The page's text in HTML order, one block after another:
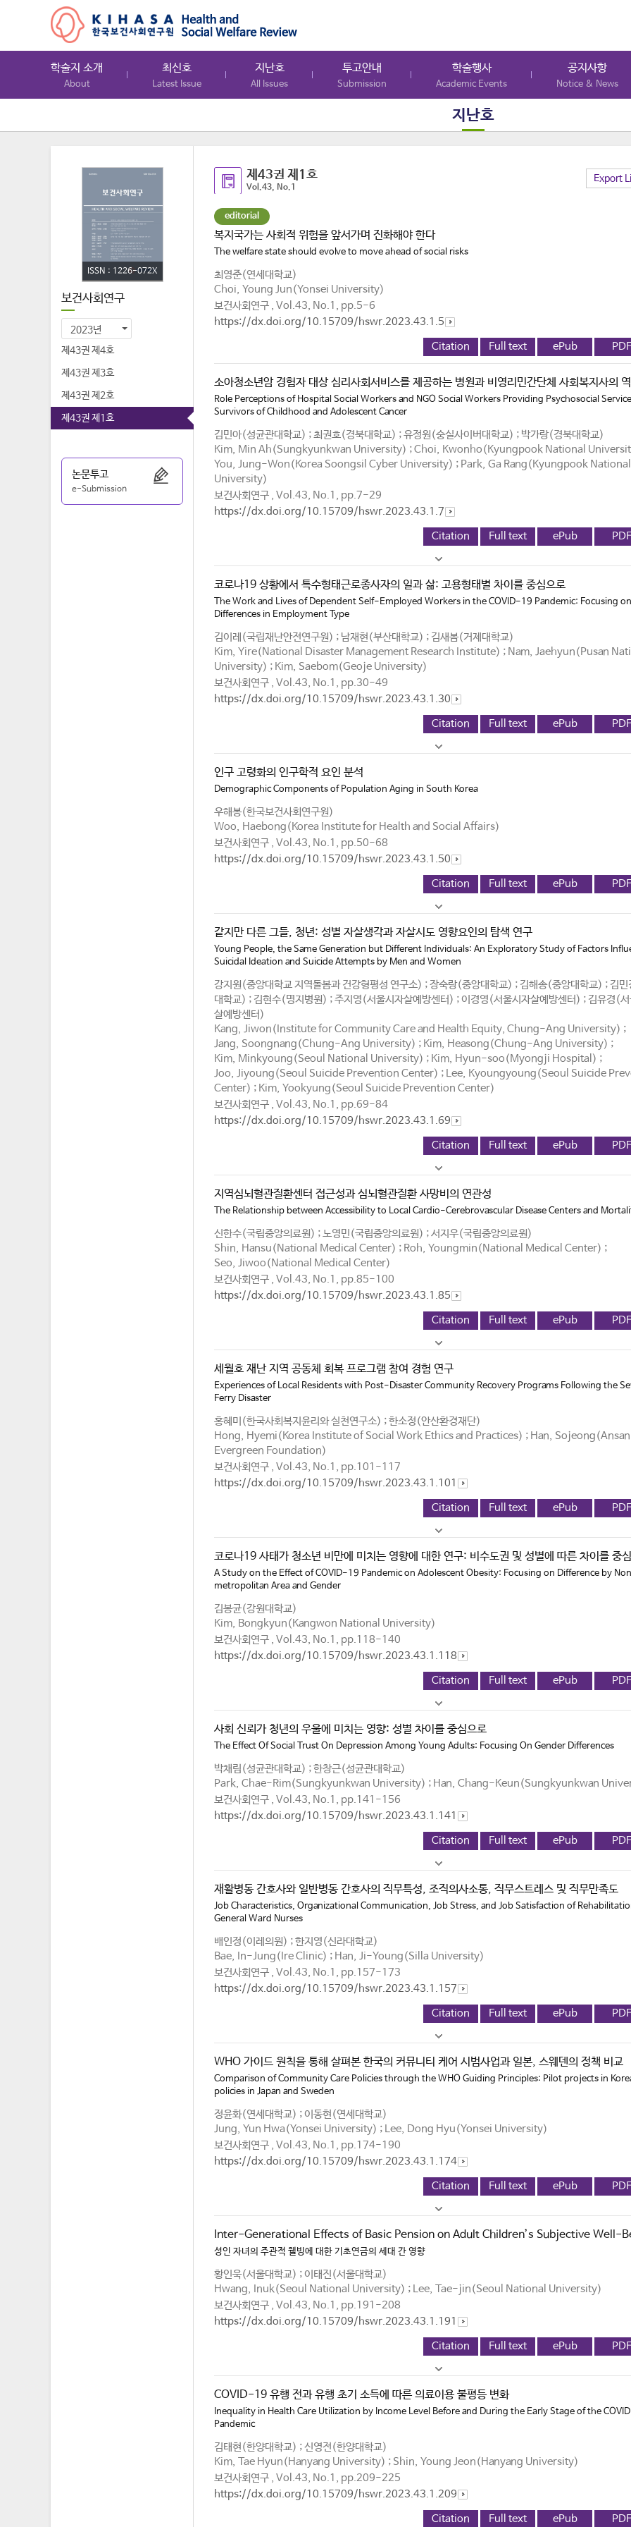
학술지 소개
About
최신호
Latest Issue
지난호
All Issues
투고안내
Submission
학술행사
Academic Events
공지사항
Notice & News
지난호
ISSN : 1226-072X
보건사회연구
2023년
제43권 제4호
제43권 제3호
제43권 제2호
제43권 제1호
논문투고
e-Submission
제43권 제1호
Vol.43, No.1
Export
editorial
복지국가는 사회적 위험을 앞서가며 진화해야 한다
The welfare state should evolve to move ahead of social risks
최영준(연세대학교)
Choi, Young Jun(Yonsei University)
보건사회연구 , Vol.43, No.1, pp.5-6
https://dx.doi.org/10.15709/hswr.2023.43.1.5
Citation Full text ePub PDF
소아청소년암 경험자 대상 심리사회서비스를 제공하는 병원과 비영리민간단체 사회복지사의
Role Perceptions of Hospital Social Workers and NGO Social Workers Providing Psychosocial
Survivors of Childhood and Adolescent Cancer
김민아(성균관대학교) ; 최권호(경북대학교) ; 유정원(숭실사이버대학교) ; 박가랑(경북대학교)
Kim, Min Ah(Sungkyunkwan University) ; Choi, Kwonho(Kyungpook National
You, Jung-Won(Korea Soongsil Cyber University) ; Park, Ga Rang(Kyungpook National
University)
보건사회연구 , Vol.43, No.1, pp.7-29
https://dx.doi.org/10.15709/hswr.2023.43.1.7
Citation Full text ePub PDF
코로나19 상황에서 특수형태근로종사자의 일과 삶: 고용형태별 차이를 중심으로
The Work and Lives of Dependent Self-Employed Workers in the COVID-19 Pandemic: Focusing
Differences in Employment Type
김이레(국립재난안전연구원) ; 남재현(부산대학교) ; 김새봄(거제대학교)
Kim, Yire(National Disaster Management Research Institute) ; Nam, Jaehyun(Pusan
University) ; Kim, Saebom(Geoje University)
보건사회연구 , Vol.43, No.1, pp.30-49
https://dx.doi.org/10.15709/hswr.2023.43.1.30
Citation Full text ePub PDF
인구 고령화의 인구학적 요인 분석
Demographic Components of Population Aging in South Korea
우해봉(한국보건사회연구원)
Woo, Haebong(Korea Institute for Health and Social Affairs)
보건사회연구 , Vol.43, No.1, pp.50-68
https://dx.doi.org/10.15709/hswr.2023.43.1.50
Citation Full text ePub PDF
같지만 다른 그들, 청년: 성별 자살생각과 자살시도 영향요인의 탐색 연구
Young People, the Same Generation but Different Individuals: An Exploratory Study of Factors
Suicidal Ideation and Suicide Attempts by Men and Women
강지원(중앙대학교 지역돌봄과 건강형평성 연구소) ; 장숙랑(중앙대학교) ; 김해송(중앙대학교) ; 김
대학교) ; 김현수(명지병원) ; 주지영(서울시자살예방센터) ; 이경영(서울시자살예방센터) ; 김유경(
살예방센터)
Kang, Jiwon(Institute for Community Care and Health Equity, Chung-Ang University) ;
Jang, Soongnang(Chung-Ang University) ; Kim, Heasong(Chung-Ang University) ;
Kim, Minkyoung(Seoul National University) ; Kim, Hyun-soo(Myongji Hospital) ;
Joo, Jiyoung(Seoul Suicide Prevention Center) ; Lee, Kyoungyoung(Seoul Suicide
Center) ; Kim, Yookyung(Seoul Suicide Prevention Center)
보건사회연구 , Vol.43, No.1, pp.69-84
https://dx.doi.org/10.15709/hswr.2023.43.1.69
Citation Full text ePub PDF
지역심뇌혈관질환센터 접근성과 심뇌혈관질환 사망비의 연관성
The Relationship between Accessibility to Local Cardio-Cerebrovascular Disease Centers and
신한수(국립중앙의료원) ; 노영민(국립중앙의료원) ; 서지우(국립중앙의료원)
Shin, Hansu(National Medical Center) ; Roh, Youngmin(National Medical Center) ;
Seo, Jiwoo(National Medical Center)
보건사회연구 , Vol.43, No.1, pp.85-100
https://dx.doi.org/10.15709/hswr.2023.43.1.85
Citation Full text ePub PDF
세월호 재난 지역 공동체 회복 프로그램 참여 경험 연구
Experiences of Local Residents with Post-Disaster Community Recovery Programs Following the
Ferry Disaster
홍혜미(한국사회복지윤리와 실천연구소) ; 한소정(안산환경재단)
Hong, Hyemi(Korea Institute of Social Work Ethics and Practices) ; Han, Sojeong(Ansan
Evergreen Foundation)
보건사회연구 , Vol.43, No.1, pp.101-117
https://dx.doi.org/10.15709/hswr.2023.43.1.101
Citation Full text ePub PDF
코로나19 사태가 청소년 비만에 미치는 영향에 대한 연구: 비수도권 및 성별에 따른 차이를 중
A Study on the Effect of COVID-19 Pandemic on Adolescent Obesity: Focusing on Difference by
metropolitan Area and Gender
김봉균(강원대학교)
Kim, Bongkyun(Kangwon National University)
보건사회연구 , Vol.43, No.1, pp.118-140
https://dx.doi.org/10.15709/hswr.2023.43.1.118
Citation Full text ePub PDF
사회 신뢰가 청년의 우울에 미치는 영향: 성별 차이를 중심으로
The Effect Of Social Trust On Depression Among Young Adults: Focusing On Gender Differences
박채림(성균관대학교) ; 한창근(성균관대학교)
Park, Chae-Rim(Sungkyunkwan University) ; Han, Chang-Keun(Sungkyunkwan
보건사회연구 , Vol.43, No.1, pp.141-156
https://dx.doi.org/10.15709/hswr.2023.43.1.141
Citation Full text ePub PDF
재활병동 간호사와 일반병동 간호사의 직무특성, 조직의사소통, 직무스트레스 및 직무만족도
Job Characteristics, Organizational Communication, Job Stress, and Job Satisfaction of
General Ward Nurses
배인정(이레의원) ; 한지영(신라대학교)
Bae, In-Jung(Ire Clinic) ; Han, Ji-Young(Silla University)
보건사회연구 , Vol.43, No.1, pp.157-173
https://dx.doi.org/10.15709/hswr.2023.43.1.157
Citation Full text ePub PDF
WHO 가이드 원칙을 통해 살펴본 한국의 커뮤니티 케어 시범사업과 일본, 스웨덴의 정책 비교
Comparison of Community Care Policies through the WHO Guiding Principles: Pilot projects in
policies in Japan and Sweden
정윤화(연세대학교) ; 이동현(연세대학교)
Jung, Yun Hwa(Yonsei University) ; Lee, Dong Hyu(Yonsei University)
보건사회연구 , Vol.43, No.1, pp.174-190
https://dx.doi.org/10.15709/hswr.2023.43.1.174
Citation Full text ePub PDF
Inter-Generational Effects of Basic Pension on Adult Children’s Subjective Well-
성인 자녀의 주관적 웰빙에 대한 기초연금의 세대 간 영향
황인욱(서울대학교) ; 이태진(서울대학교)
Hwang, Inuk(Seoul National University) ; Lee, Tae-jin(Seoul National University)
보건사회연구 , Vol.43, No.1, pp.191-208
https://dx.doi.org/10.15709/hswr.2023.43.1.191
Citation Full text ePub PDF
COVID-19 유행 전과 유행 초기 소득에 따른 의료이용 불평등 변화
Inequality in Health Care Utilization by Income Level Before and During the Early Stage of the
Pandemic
김태현(한양대학교) ; 신영전(한양대학교)
Kim, Tae Hyun(Hanyang University) ; Shin, Young Jeon(Hanyang University)
보건사회연구 , Vol.43, No.1, pp.209-225
https://dx.doi.org/10.15709/hswr.2023.43.1.209
Citation Full text ePub PDF